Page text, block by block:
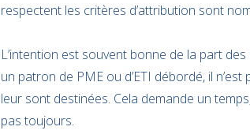
respectent les critères d’attribution sont
L’intention est souvent bonne de la part
un patron de PME ou d’ETI débordé, il
leur sont destinées. Cela demande un
pas toujours.